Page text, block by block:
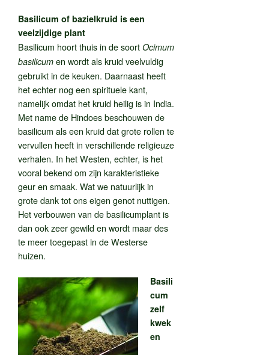
Basilicum of bazielkruid is een
veelzijdige plant
Basilicum hoort thuis in de soort Ocimum
basilicum en wordt als kruid veelvuldig
gebruikt in de keuken. Daarnaast heeft
het echter nog een spirituele kant,
namelijk omdat het kruid heilig is in India.
Met name de Hindoes beschouwen de
basilicum als een kruid dat grote rollen te
vervullen heeft in verschillende religieuze
verhalen. In het Westen, echter, is het
vooral bekend om zijn karakteristieke
geur en smaak. Wat we natuurlijk in
grote dank tot ons eigen genot nuttigen.
Het verbouwen van de basilicumplant is
dan ook zeer gewild en wordt maar des
te meer toegepast in de Westerse
huizen.
Basili
cum
zelf
kwek
en